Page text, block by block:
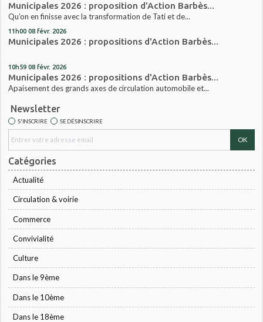
Municipales 2026 : proposition d'Action Barbès...
Qu’on en finisse avec la transformation de Tati et de...
11h00 08 févr. 2026
Municipales 2026 : propositions d'Action Barbès...
10h59 08 févr. 2026
Municipales 2026 : propositions d'Action Barbès...
Apaisement des grands axes de circulation automobile et...
Newsletter
S'INSCRIRE SE DÉSINSCRIRE
Catégories
Actualité
Circulation & voirie
Commerce
Convivialité
Culture
Dans le 9ème
Dans le 10ème
Dans le 18ème